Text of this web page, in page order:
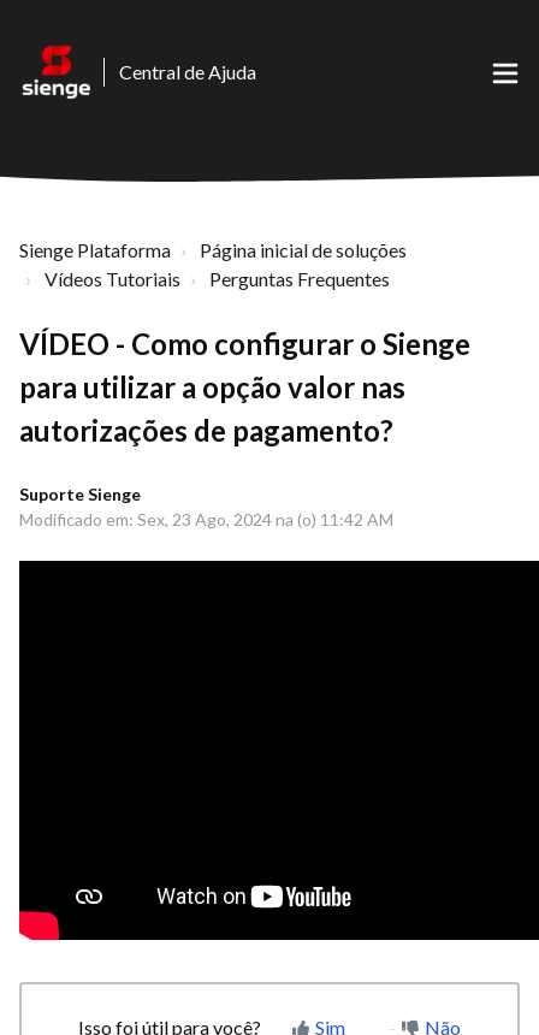
Central de Ajuda
Sienge Plataforma
Página inicial de soluções
Vídeos Tutoriais
Perguntas Frequentes
VÍDEO - Como configurar o Sienge
para utilizar a opção valor nas
autorizações de pagamento?
Suporte Sienge
Modificado em: Sex, 23 Ago, 2024 na (o) 11:42 AM
Isso foi útil para você? Sim Não